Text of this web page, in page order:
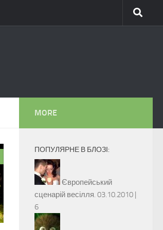
MORE
ПОПУЛЯРНЕ В БЛОЗІ:
Європейський
сценарій весілля. 03.10.2010 |
6